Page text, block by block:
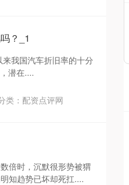
？_1
我国汽车折旧率的十分
潜在....
类：配资点评网
倍时，沉默很形势被猬
知趋势已坏却死扛....